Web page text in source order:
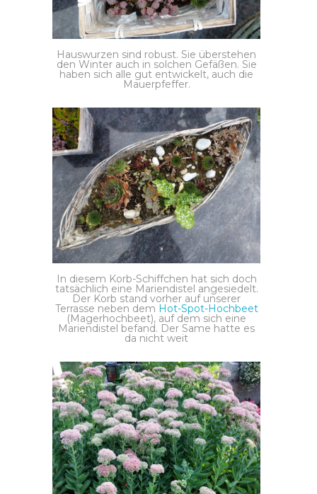
Hauswurzen sind robust. Sie überstehen
den Winter auch in solchen Gefäßen. Sie
haben sich alle gut entwickelt, auch die
Mauerpfeffer.
In diesem Korb-Schiffchen hat sich doch
tatsächlich eine Mariendistel angesiedelt.
Der Korb stand vorher auf unserer
Terrasse neben dem Hot-Spot-Hochbeet
(Magerhochbeet), auf dem sich eine
Mariendistel befand. Der Same hatte es
da nicht weit